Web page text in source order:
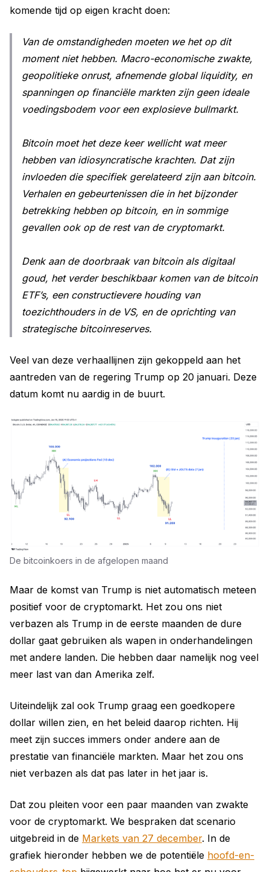
komende tijd op eigen kracht doen:
Van de omstandigheden moeten we het op dit
moment niet hebben. Macro-economische zwakte,
geopolitieke onrust, afnemende global liquidity, en
spanningen op financiële markten zijn geen ideale
voedingsbodem voor een explosieve bullmarkt.
Bitcoin moet het deze keer wellicht wat meer
hebben van idiosyncratische krachten. Dat zijn
invloeden die specifiek gerelateerd zijn aan bitcoin.
Verhalen en gebeurtenissen die in het bijzonder
betrekking hebben op bitcoin, en in sommige
gevallen ook op de rest van de cryptomarkt.
Denk aan de doorbraak van bitcoin als digitaal
goud, het verder beschikbaar komen van de bitcoin
ETF’s, een constructievere houding van
toezichthouders in de VS, en de oprichting van
strategische bitcoinreserves.
Veel van deze verhaallijnen zijn gekoppeld aan het
aantreden van de regering Trump op 20 januari. Deze
datum komt nu aardig in de buurt.
De bitcoinkoers in de afgelopen maand
Maar de komst van Trump is niet automatisch meteen
positief voor de cryptomarkt. Het zou ons niet
verbazen als Trump in de eerste maanden de dure
dollar gaat gebruiken als wapen in onderhandelingen
met andere landen. Die hebben daar namelijk nog veel
meer last van dan Amerika zelf.
Uiteindelijk zal ook Trump graag een goedkopere
dollar willen zien, en het beleid daarop richten. Hij
meet zijn succes immers onder andere aan de
prestatie van financiële markten. Maar het zou ons
niet verbazen als dat pas later in het jaar is.
Dat zou pleiten voor een paar maanden van zwakte
voor de cryptomarkt. We bespraken dat scenario
uitgebreid in de Markets van 27 december. In de
grafiek hieronder hebben we de potentiële hoofd-en-